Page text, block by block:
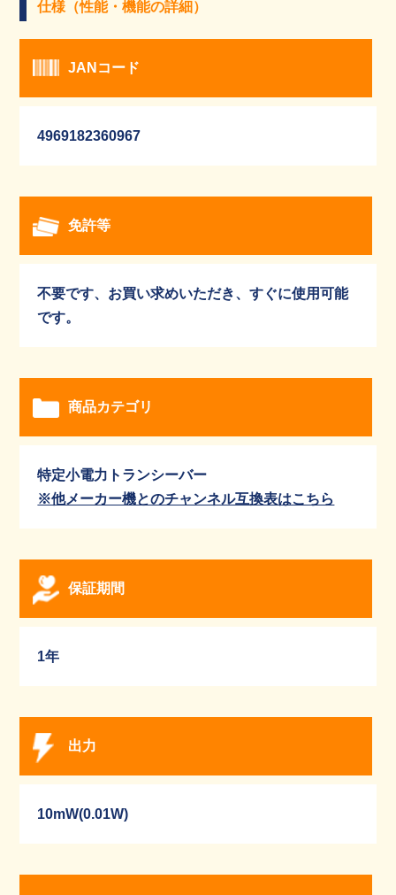
仕様（性能・機能の詳細）
JANコード
4969182360967
免許等
不要です、お買い求めいただき、すぐに使用可能
です。
商品カテゴリ
特定小電力トランシーバー
※他メーカー機とのチャンネル互換表はこちら
保証期間
1年
出力
10mW(0.01W)